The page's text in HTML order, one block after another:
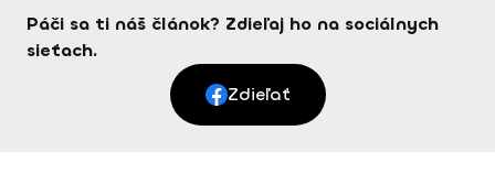
Páči sa ti náš článok? Zdieľaj ho na sociálnych
sieťach.
Zdieľať